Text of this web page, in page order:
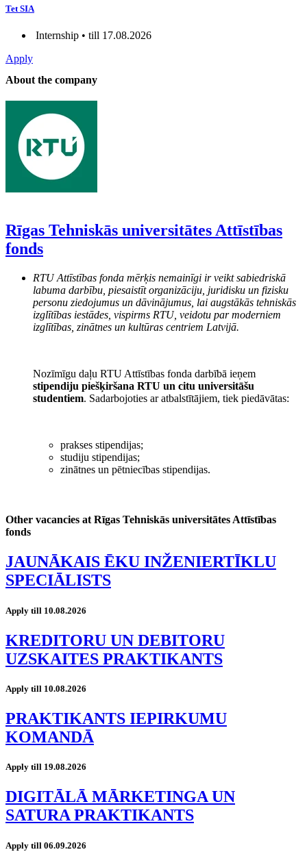
Tet SIA
Internship • till 17.08.2026
Apply
About the company
Rīgas Tehniskās universitātes Attīstības
fonds
RTU Attīstības fonda mērķis nemainīgi ir veikt sabiedriskā
labuma darbību, piesaistīt organizāciju, juridisku un fizisku
personu ziedojumus un dāvinājumus, lai augstākās tehniskās
izglītības iestādes, vispirms RTU, veidotu par moderniem
izglītības, zinātnes un kultūras centriem Latvijā.
Nozīmīgu daļu RTU Attīstības fonda darbībā ieņem
stipendiju piešķiršana RTU un citu universitāšu
studentiem. Sadarbojoties ar atbalstītājiem, tiek piedāvātas:
prakses stipendijas;
studiju stipendijas;
zinātnes un pētniecības stipendijas.
Other vacancies at Rīgas Tehniskās universitātes Attīstības
fonds
JAUNĀKAIS ĒKU INŽENIERTĪKLU
SPECIĀLISTS
Apply till 10.08.2026
KREDITORU UN DEBITORU
UZSKAITES PRAKTIKANTS
Apply till 10.08.2026
PRAKTIKANTS IEPIRKUMU
KOMANDĀ
Apply till 19.08.2026
DIGITĀLĀ MĀRKETINGA UN
SATURA PRAKTIKANTS
Apply till 06.09.2026